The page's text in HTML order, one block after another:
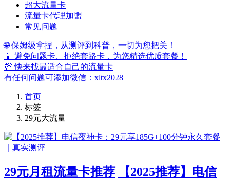
超大流量卡
流量卡代理加盟
常见问题
🌐 保姆级拿捏，从测评到科普，一切为您把关！
📱 避免问题卡、拒绝套路卡，为您精选优质套餐！
💯 快来找最适合自己的流量卡
有任何问题可添加微信：xltx2028
首页
标签
29元大流量
29元月租流量卡推荐
【2025推荐】电信